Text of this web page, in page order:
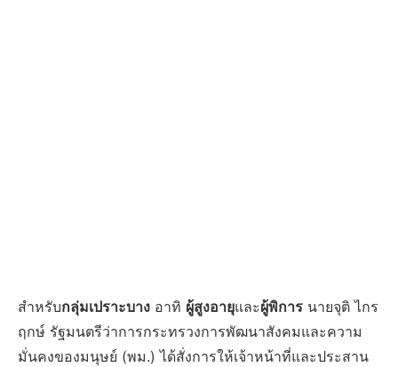
สำหรับกลุ่มเปราะบาง อาทิ ผู้สูงอายุและผู้พิการ นายจุติ ไกร
ฤกษ์ รัฐมนตรีว่าการกระทรวงการพัฒนาสังคมและความ
มั่นคงของมนุษย์ (พม.) ได้สั่งการให้เจ้าหน้าที่และประสาน